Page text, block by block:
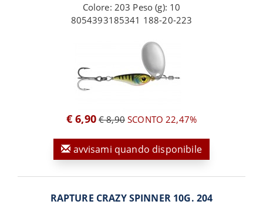
Colore: 203 Peso (g): 10
8054393185341 188-20-223
€ 6,90 € 8,90SCONTO 22,47%
avvisami quando disponibile
RAPTURE CRAZY SPINNER 10G. 204